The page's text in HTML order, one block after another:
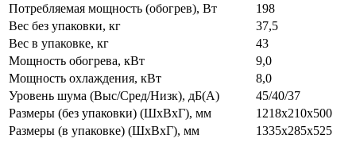
Потребляемая мощность (обогрев), Вт
198
Вес без упаковки, кг
37,5
Вес в упаковке, кг
43
Мощность обогрева, кВт
9,0
Мощность охлаждения, кВт
8,0
Уровень шума (Выс/Сред/Низк), дБ(А)
45/40/37
Размеры (без упаковки) (ШхВхГ), мм
1218х210х500
Размеры (в упаковке) (ШхВхГ), мм
1335х285х525